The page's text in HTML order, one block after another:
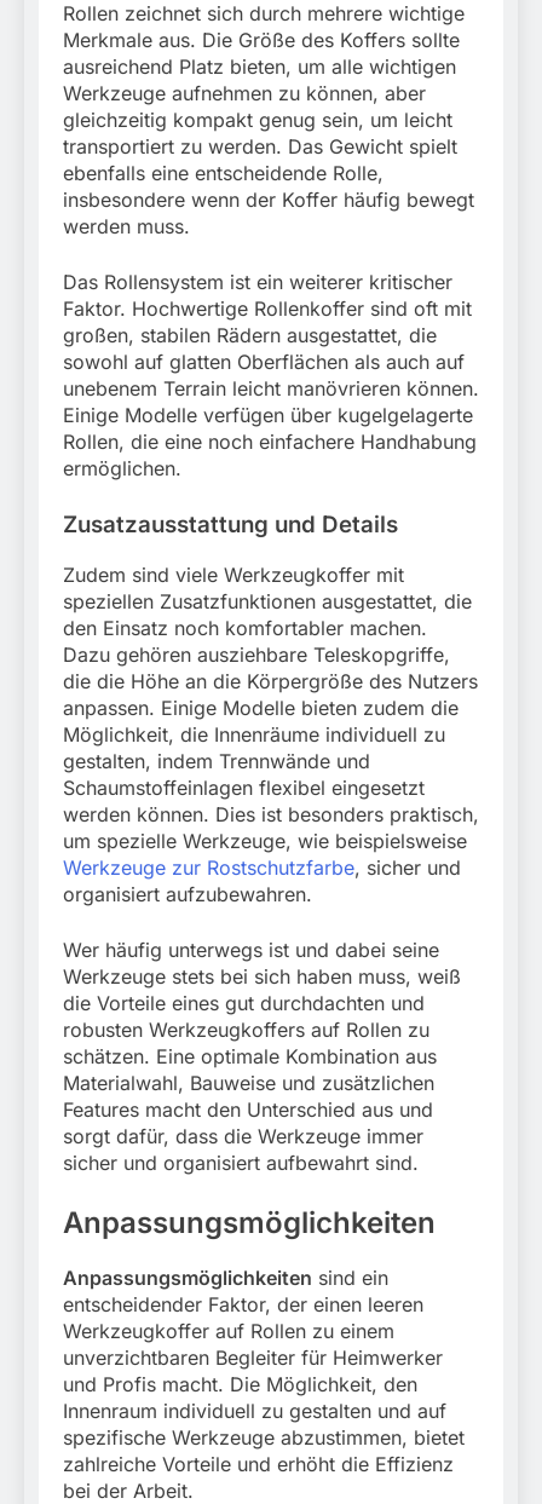
Rollen zeichnet sich durch mehrere wichtige
Merkmale aus. Die Größe des Koffers sollte
ausreichend Platz bieten, um alle wichtigen
Werkzeuge aufnehmen zu können, aber
gleichzeitig kompakt genug sein, um leicht
transportiert zu werden. Das Gewicht spielt
ebenfalls eine entscheidende Rolle,
insbesondere wenn der Koffer häufig bewegt
werden muss.
Das Rollensystem ist ein weiterer kritischer
Faktor. Hochwertige Rollenkoffer sind oft mit
großen, stabilen Rädern ausgestattet, die
sowohl auf glatten Oberflächen als auch auf
unebenem Terrain leicht manövrieren können.
Einige Modelle verfügen über kugelgelagerte
Rollen, die eine noch einfachere Handhabung
ermöglichen.
Zusatzausstattung und Details
Zudem sind viele Werkzeugkoffer mit
speziellen Zusatzfunktionen ausgestattet, die
den Einsatz noch komfortabler machen.
Dazu gehören ausziehbare Teleskopgriffe,
die die Höhe an die Körpergröße des Nutzers
anpassen. Einige Modelle bieten zudem die
Möglichkeit, die Innenräume individuell zu
gestalten, indem Trennwände und
Schaumstoffeinlagen flexibel eingesetzt
werden können. Dies ist besonders praktisch,
um spezielle Werkzeuge, wie beispielsweise
Werkzeuge zur Rostschutzfarbe, sicher und
organisiert aufzubewahren.
Wer häufig unterwegs ist und dabei seine
Werkzeuge stets bei sich haben muss, weiß
die Vorteile eines gut durchdachten und
robusten Werkzeugkoffers auf Rollen zu
schätzen. Eine optimale Kombination aus
Materialwahl, Bauweise und zusätzlichen
Features macht den Unterschied aus und
sorgt dafür, dass die Werkzeuge immer
sicher und organisiert aufbewahrt sind.
Anpassungsmöglichkeiten
Anpassungsmöglichkeiten sind ein
entscheidender Faktor, der einen leeren
Werkzeugkoffer auf Rollen zu einem
unverzichtbaren Begleiter für Heimwerker
und Profis macht. Die Möglichkeit, den
Innenraum individuell zu gestalten und auf
spezifische Werkzeuge abzustimmen, bietet
zahlreiche Vorteile und erhöht die Effizienz
bei der Arbeit.